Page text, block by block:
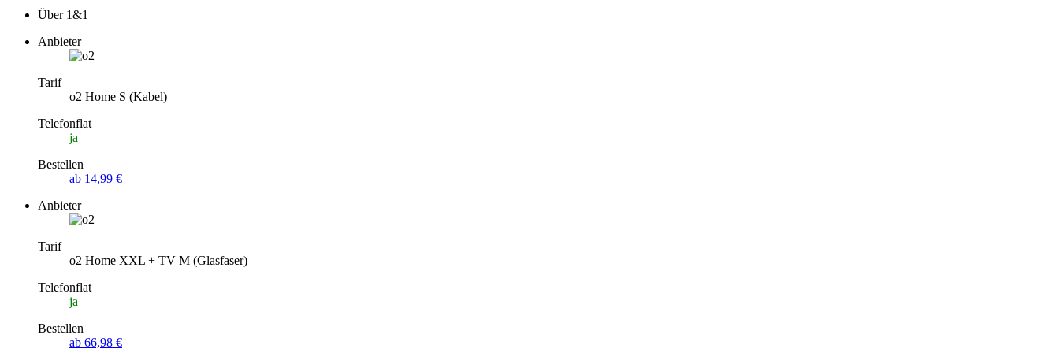
Über 1&1
Anbieter
Tarif
o2 Home S (Kabel)
Telefonflat
ja
Bestellen
ab 14,99 €
Anbieter
Tarif
o2 Home XXL + TV M (Glasfaser)
Telefonflat
ja
Bestellen
ab 66,98 €